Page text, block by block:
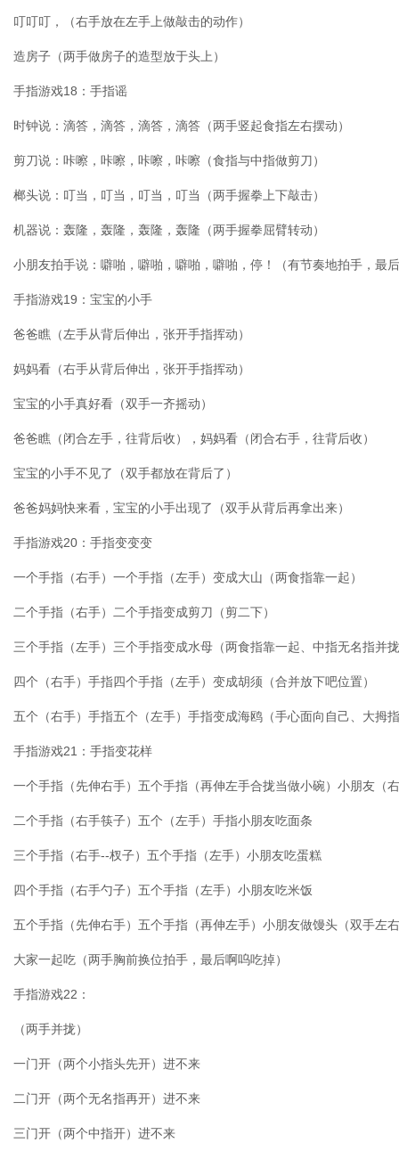
叮叮叮，（右手放在左手上做敲击的动作）
造房子（两手做房子的造型放于头上）
手指游戏18：手指谣
时钟说：滴答，滴答，滴答，滴答（两手竖起食指左右摆动）
剪刀说：咔嚓，咔嚓，咔嚓，咔嚓（食指与中指做剪刀）
榔头说：叮当，叮当，叮当，叮当（两手握拳上下敲击）
机器说：轰隆，轰隆，轰隆，轰隆（两手握拳屈臂转动）
小朋友拍手说：噼啪，噼啪，噼啪，噼啪，停！（有节奏地拍手，最
手指游戏19：宝宝的小手
爸爸瞧（左手从背后伸出，张开手指挥动）
妈妈看（右手从背后伸出，张开手指挥动）
宝宝的小手真好看（双手一齐摇动）
爸爸瞧（闭合左手，往背后收），妈妈看（闭合右手，往背后收）
宝宝的小手不见了（双手都放在背后了）
爸爸妈妈快来看，宝宝的小手出现了（双手从背后再拿出来）
手指游戏20：手指变变变
一个手指（右手）一个手指（左手）变成大山（两食指靠一起）
二个手指（右手）二个手指变成剪刀（剪二下）
三个手指（左手）三个手指变成水母（两食指靠一起、中指无名指并
四个（右手）手指四个手指（左手）变成胡须（合并放下吧位置）
五个（右手）手指五个（左手）手指变成海鸥（手心面向自己、大拇
手指游戏21：手指变花样
一个手指（先伸右手）五个手指（再伸左手合拢当做小碗）小朋友（
二个手指（右手筷子）五个（左手）手指小朋友吃面条
三个手指（右手--杈子）五个手指（左手）小朋友吃蛋糕
四个手指（右手勺子）五个手指（左手）小朋友吃米饭
五个手指（先伸右手）五个手指（再伸左手）小朋友做馒头（双手左
大家一起吃（两手胸前换位拍手，最后啊呜吃掉）
手指游戏22：
（两手并拢）
一门开（两个小指头先开）进不来
二门开（两个无名指再开）进不来
三门开（两个中指开）进不来